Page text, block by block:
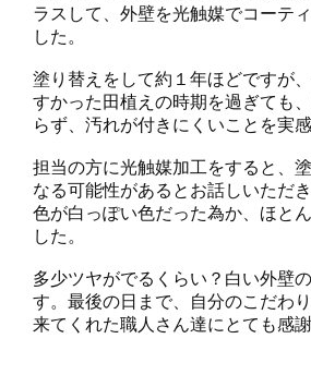
ラスして、外壁を光触媒でコーテ
した。
塗り替えをして約１年ほどですが
すかった田植えの時期を過ぎても
らず、汚れが付きにくいことを実感
担当の方に光触媒加工をすると、
なる可能性があるとお話しいただ
色が白っぽい色だった為か、ほと
した。
多少ツヤがでるくらい？白い外壁
す。最後の日まで、自分のこだわ
来てくれた職人さん達にとても感